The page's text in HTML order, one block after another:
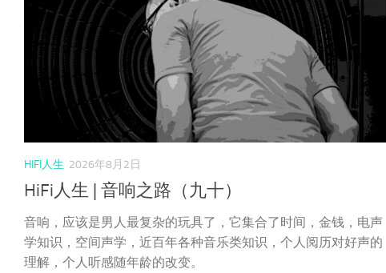
HIFI人生 2026年8月2日
HiFi人生 | 音响之路（九十）
音响，应该是男人最复杂的玩具了，它集合了时间，金钱，电声
学知识，空间声学，近百年各种音乐类知识，个人阅历对好声的